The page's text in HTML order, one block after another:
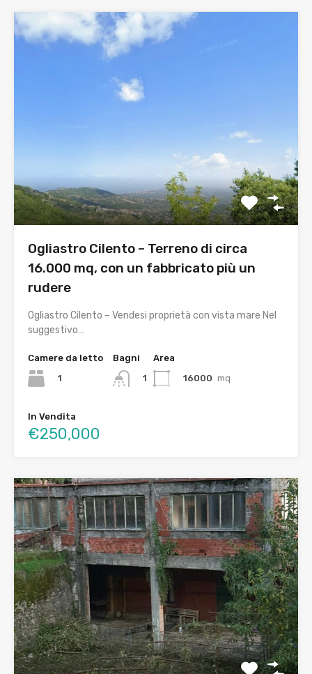
Ogliastro Cilento – Terreno di circa
16.000 mq, con un fabbricato più un
rudere
Ogliastro Cilento – Vendesi proprietà con vista mare Nel
suggestivo…
Camere da letto
1
Bagni
1
Area
16000 mq
In Vendita
€250,000